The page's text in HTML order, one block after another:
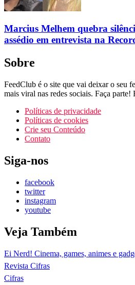
Marcius Melhem quebra
assédio em entrevista na
Sobre
FeedClub é o site que vai deixar o seu
mais viral nas redes sociais. Faça parte!
Políticas de privacidade
Políticas de cookies
Crie seu Conteúdo
Contato
Siga-nos
facebook
twitter
instagram
youtube
Veja Também
Ei Nerd! Cinema, games, animes e
Revista Cifras
Cifras